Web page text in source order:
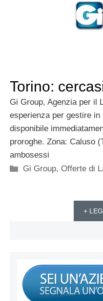
Torino:
Gi Group, Agenzia per il
esperienza per gestire
disponibile
proroghe. Zona: Caluso
ambosessi
Categorie
Gi Group,Offerte di
+